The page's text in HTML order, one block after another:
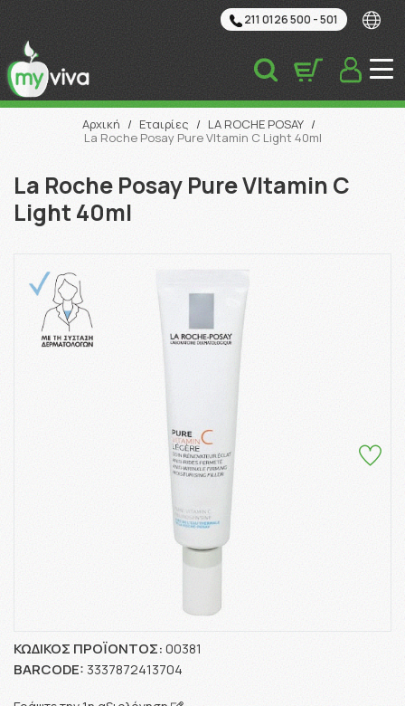
211 0126 500 - 501
Αναζήτηση
Αρχική / Εταιρίες / LA ROCHE POSAY /
La Roche Posay Pure VItamin C Light 40ml
La Roche Posay Pure VItamin C
Light 40ml
ΚΩΔΙΚΌΣ ΠΡΟΪΌΝΤΟΣ: 00381
BARCODE: 3337872413704